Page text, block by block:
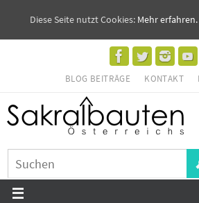
BLOG BEITRÄGE KONTAKT
Diese Seite nutzt Cookies: Mehr erfahren.